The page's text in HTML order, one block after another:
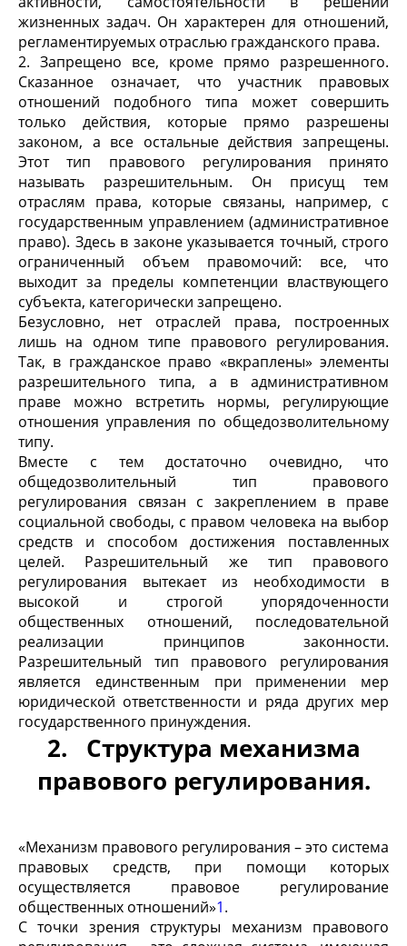
жизненных задач. Он характерен для отношений,
регламентируемых отраслью гражданского права.
2. Запрещено все, кроме прямо разрешенного.
Сказанное означает, что участник правовых
отношений подобного типа может совершить
только действия, которые прямо разрешены
законом, а все остальные действия запрещены.
Этот тип правового регулирования принято
называть разрешительным. Он присущ тем
отраслям права, которые связаны, например, с
государственным управлением (административное
право). Здесь в законе указывается точный, строго
ограниченный объем правомочий: все, что
выходит за пределы компетенции властвующего
субъекта, категорически запрещено.
Безусловно, нет отраслей права, построенных
лишь на одном типе правового регулирования.
Так, в гражданское право «вкраплены» элементы
разрешительного типа, а в административном
праве можно встретить нормы, регулирующие
отношения управления по общедозволительному
типу.
Вместе с тем достаточно очевидно, что
общедозволительный тип правового
регулирования связан с закреплением в праве
социальной свободы, с правом человека на выбор
средств и способом достижения поставленных
целей. Разрешительный же тип правового
регулирования вытекает из необходимости в
высокой и строгой упорядоченности
общественных отношений, последовательной
реализации принципов законности.
Разрешительный тип правового регулирования
является единственным при применении мер
юридической ответственности и ряда других мер
государственного принуждения.
2. Структура механизма
правового регулирования.
«Механизм правового регулирования – это система
правовых средств, при помощи которых
осуществляется правовое регулирование
общественных отношений»1.
С точки зрения структуры механизм правового